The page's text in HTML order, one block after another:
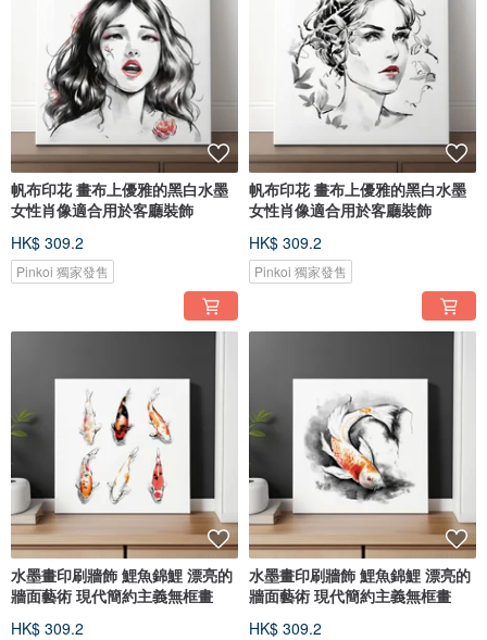
帆布印花 畫布上優雅的黑白水墨
女性肖像適合用於客廳裝飾
HK$ 309.2
Pinkoi 獨家發售
帆布印花 畫布上優雅的黑白水墨
女性肖像適合用於客廳裝飾
HK$ 309.2
Pinkoi 獨家發售
水墨畫印刷牆飾 鯉魚錦鯉 漂亮的
牆面藝術 現代簡約主義無框畫
HK$ 309.2
水墨畫印刷牆飾 鯉魚錦鯉 漂亮的
牆面藝術 現代簡約主義無框畫
HK$ 309.2